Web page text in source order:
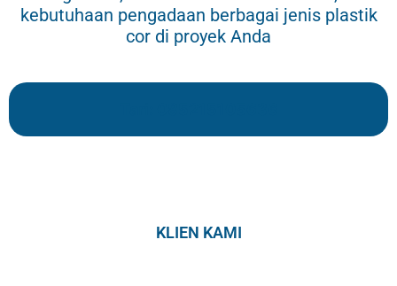
kebutuhaan pengadaan berbagai jenis plastik
cor di proyek Anda
KLIEN KAMI